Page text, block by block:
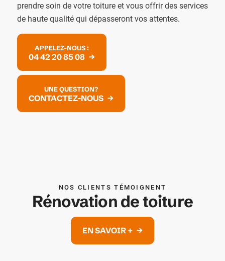
prendre soin de votre toiture et vous offrir des services
de haute qualité qui dépasseront vos attentes.
APPELEZ-NOUS :
04 42 20 85 08
UNE QUESTION?
CONTACTEZ-NOUS
NOS CLIENTS TÉMOIGNENT
Rénovation de toiture
EN SAVOIR +